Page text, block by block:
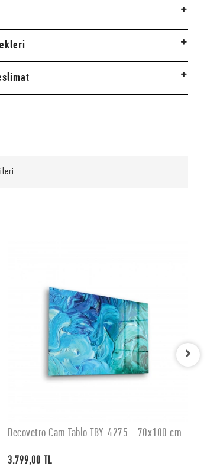
SEPETE EKLE
Decovetro Cam Tablo TBY-4275 - 70x100 cm
3.799,00 TL